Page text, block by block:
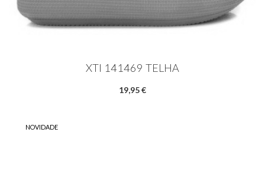
XTI 141469 TELHA
19,95 €
NOVIDADE